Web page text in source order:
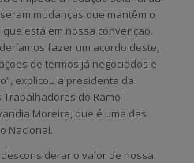
mudanças que mantêm o
está em nossa convenção.
fazer um acordo deste,
de termos já negociados e
explicou a presidenta da
do Ramo
Moreira, que é uma das
Nacional.
o valor de nossa